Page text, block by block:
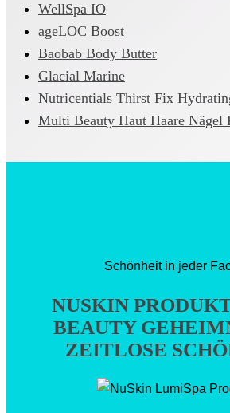
WellSpa IO
ageLOC Boost
Baobab Body Butter
Glacial Marine
Nutricentials Thirst Fix
Multi Beauty Haut Haare Nägel
Schönheit in jeder
NUSKIN
BEAUTY
ZEITLOSE